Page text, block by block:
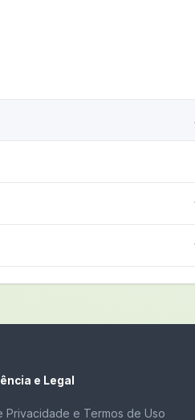
e Legal
Privacidade e Termos de Uso